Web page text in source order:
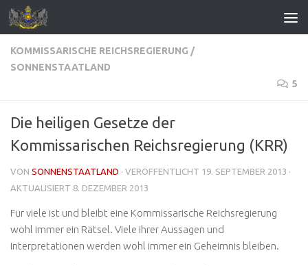
Zum Inhalt springen
KOMMISSARISCHE REICHSREGIERUNG /
SONNENSTAATLAND
5
Die heiligen Gesetze der
Kommissarischen Reichsregierung (KRR)
VON SONNENSTAATLAND · VERÖFFENTLICHT 19. SEPTEMBER 2013 ·
AKTUALISIERT 8. DEZEMBER 2013
Für viele ist und bleibt eine Kommissarische Reichsregierung
wohl immer ein Rätsel. Viele ihrer Aussagen und
Interpretationen werden wohl immer ein Geheimnis bleiben.